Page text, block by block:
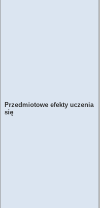
Przedmiotowe efekty uczenia
się